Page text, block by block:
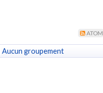
ATOM
Aucun groupement